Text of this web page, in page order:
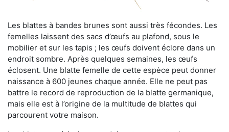
Les blattes à bandes brunes sont aussi très fécondes. Les
femelles laissent des sacs d’œufs au plafond, sous le
mobilier et sur les tapis ; les œufs doivent éclore dans un
endroit sombre. Après quelques semaines, les œufs
éclosent. Une blatte femelle de cette espèce peut donner
naissance à 600 jeunes chaque année. Elle ne peut pas
battre le record de reproduction de la blatte germanique,
mais elle est à l’origine de la multitude de blattes qui
parcourent votre maison.